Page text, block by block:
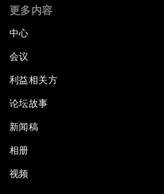
更多内容
中心
会议
利益相关方
论坛故事
新闻稿
相册
视频